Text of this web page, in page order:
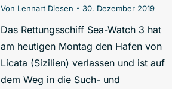
Von Lennart Diesen 30. Dezember 2019
Das Rettungsschiff Sea-Watch 3 hat
am heutigen Montag den Hafen von
Licata (Sizilien) verlassen und ist auf
dem Weg in die Such- und